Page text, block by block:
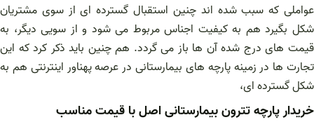
عواملی که سبب شده اند چنین استقبال گسترده ای از سوی مشتریان
شکل بگیرد هم به کیفیت اجناس مربوط می شود و از سویی دیگر، به
قیمت های درج شده آن ها باز می گردد. هم چنین باید ذکر کرد که این
تجارت ها در زمینه پارچه های بیمارستانی در عرصه پهناور اینترنتی هم به
شکل گسترده ای،
خریدار پارچه تترون بیمارستانی اصل با قیمت مناسب